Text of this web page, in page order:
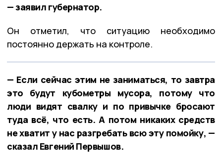
— заявил губернатор.
Он отметил, что ситуацию необходимо
постоянно держать на контроле.
— Если сейчас этим не заниматься, то завтра
это будут кубометры мусора, потому что
люди видят свалку и по привычке бросают
туда всё, что есть. А потом никаких средств
не хватит у нас разгребать всю эту помойку, —
сказал Евгений Первышов.